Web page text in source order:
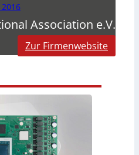
Association e.V.
Zur Firmenwebsite